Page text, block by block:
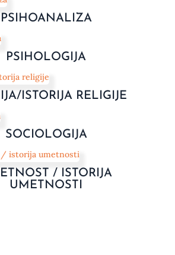
PSIHOANALIZA
PSIHOLOGIJA
ISTORIJA RELIGIJE
SOCIOLOGIJA
/ ISTORIJA
UMETNOSTI